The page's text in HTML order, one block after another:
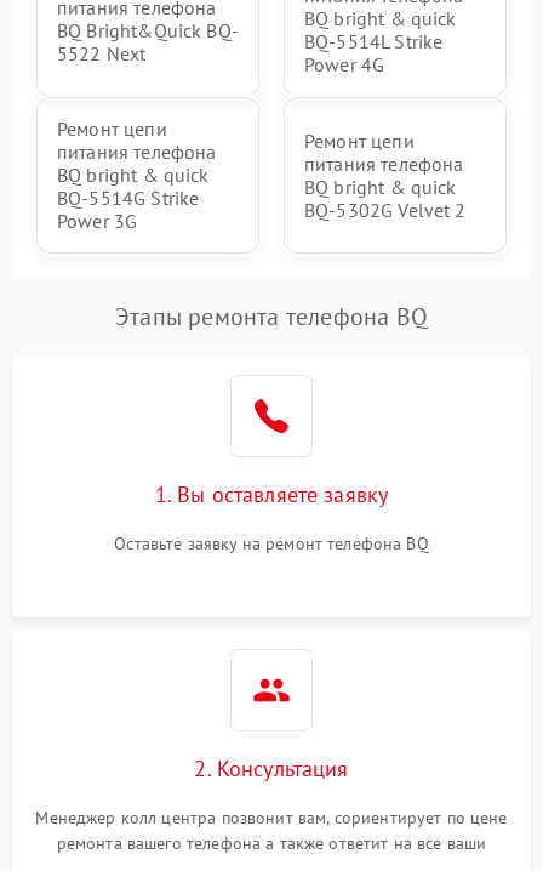
питания телефона
BQ Bright&Quick BQ-
5522 Next
BQ bright & quick
BQ-5514L Strike
Power 4G
Ремонт цепи
питания телефона
BQ bright & quick
BQ-5514G Strike
Power 3G
Ремонт цепи
питания телефона
BQ bright & quick
BQ-5302G Velvet 2
Этапы ремонта телефона BQ
1. Вы оставляете заявку
Оставьте заявку на ремонт телефона BQ
2. Консультация
Менеджер колл центра позвонит вам, сориентирует по цене
ремонта вашего телефона а также ответит на все ваши